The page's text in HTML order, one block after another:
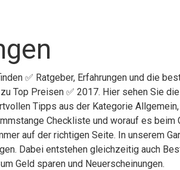
✅ Ratgeber, Erfahrungen und die
Top Preisen ✅ 2017. Hier sehen Sie
Tipps aus der Kategorie
Checkliste und worauf es beim
auf der richtigen Seite. In unserem
Dabei entstehen gleichzeitig auch
Geld sparen und Neuerscheinungen.